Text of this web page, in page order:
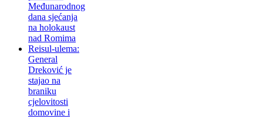
Međunarodnog
dana sjećanja
na holokaust
nad Romima
Reisul-ulema:
General
Dreković je
stajao na
braniku
cjelovitosti
domovine i